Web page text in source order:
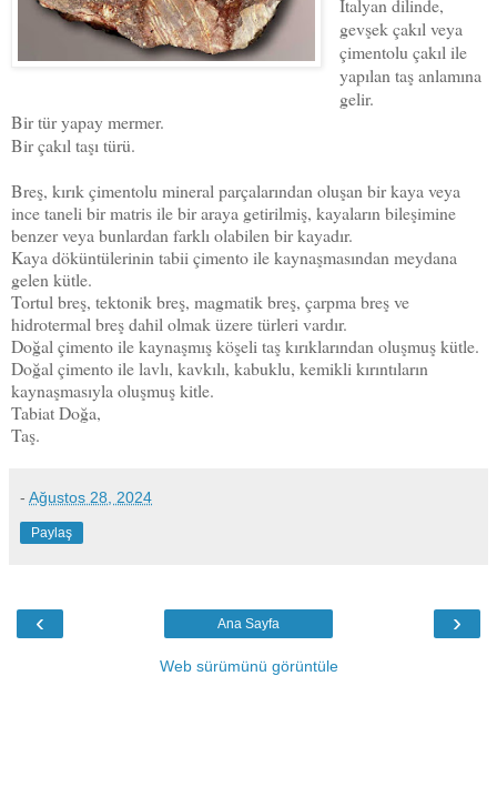
İtalyan dilinde,
gevşek çakıl veya
çimentolu çakıl ile
yapılan taş anlamına
gelir.
Bir tür yapay mermer.
Bir çakıl taşı türü.
Breş, kırık çimentolu mineral parçalarından oluşan bir kaya veya
ince taneli bir matris ile bir araya getirilmiş, kayaların bileşimine
benzer veya bunlardan farklı olabilen bir kayadır.
Kaya döküntülerinin tabii çimento ile kaynaşmasından meydana
gelen kütle.
Tortul breş, tektonik breş, magmatik breş, çarpma breş ve
hidrotermal breş dahil olmak üzere türleri vardır.
Doğal çimento ile kaynaşmış köşeli taş kırıklarından oluşmuş kütle.
Doğal çimento ile lavlı, kavkılı, kabuklu, kemikli kırıntıların
kaynaşmasıyla oluşmuş kitle.
Tabiat Doğa,
Taş.
- Ağustos 28, 2024
Paylaş
‹ ›
Ana Sayfa
Web sürümünü görüntüle